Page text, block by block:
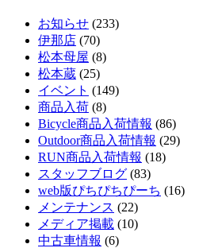
お知らせ (233)
伊那店 (70)
松本母屋 (8)
松本蔵 (25)
イベント (149)
商品入荷 (8)
Bicycle商品入荷情報 (86)
Outdoor商品入荷情報 (29)
RUN商品入荷情報 (18)
スタッフブログ (83)
web版ぴちぴちぴーち (16)
メンテナンス (22)
メディア掲載 (10)
中古車情報 (6)